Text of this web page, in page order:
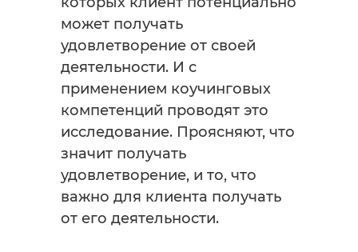
может получать
удовлетворение от своей
деятельности. И с
применением коучинговых
компетенций проводят это
исследование. Проясняют, что
значит получать
удовлетворение, и то, что
важно для клиента получать
от его деятельности.